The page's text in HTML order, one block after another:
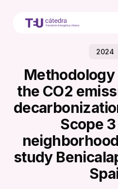
2024
the CO2
Scope
study